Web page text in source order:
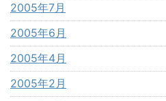
2005年7月
2005年6月
2005年4月
2005年2月